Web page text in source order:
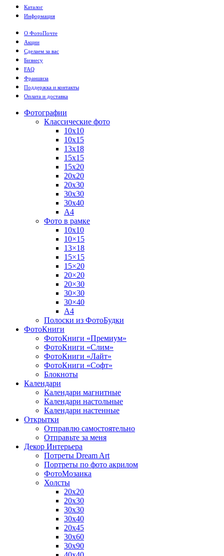
Каталог
Информация
О ФотоПочте
Акции
Сделаем за вас
Бизнесу
FAQ
Франшиза
Поддержка и контакты
Оплата и доставка
Фотографии
Классические фото
10х10
10х15
13х18
15х15
15х20
20х20
20х30
30х30
30х40
А4
Фото в рамке
10х10
10×15
13×18
15×15
15×20
20×20
20×30
30×30
30×40
A4
Полоски из ФотоБудки
ФотоКниги
ФотоКниги «Премиум»
ФотоКниги «Слим»
ФотоКниги «Лайт»
ФотоКниги «Софт»
Блокноты
Календари
Календари магнитные
Календари настольные
Календари настенные
Открытки
Отправлю самостоятельно
Отправьте за меня
Декор Интерьера
Потреты Dream Art
Портреты по фото акрилом
ФотоМозаика
Холсты
20х20
20х30
30х30
30х40
20х45
30х60
30х90